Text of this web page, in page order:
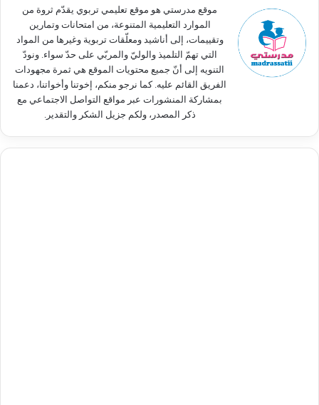
موقع مدرستي هو موقع تعليمي تربوي يقدّم ثروة من
الموارد التعليمية المتنوعة، من امتحانات وتمارين
وتقييمات، إلى أناشيد ومعلّقات تربوية وغيرها من المواد
التي تهمّ التلميذ والوليّ والمربّي على حدّ سواء. ونودّ
التنويه إلى أنّ جميع محتويات الموقع هي ثمرة مجهودات
الفريق القائم عليه. كما نرجو منكم، إخوتنا وأخواتنا، دعمنا
بمشاركة المنشورات عبر مواقع التواصل الاجتماعي مع
ذكر المصدر، ولكم جزيل الشكر والتقدير.